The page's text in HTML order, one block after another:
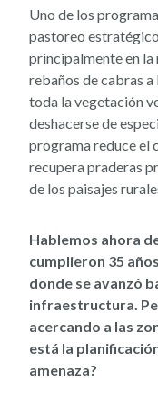
Uno de los
pastoreo
principalmente en
rebaños de cabras
toda la vegetación
deshacerse de
programa reduce el
recupera praderas
de los paisajes
Hablemos ahora
cumplieron 35
donde se avanzó
infraestructura.
acercando a las
está la
amenaza?